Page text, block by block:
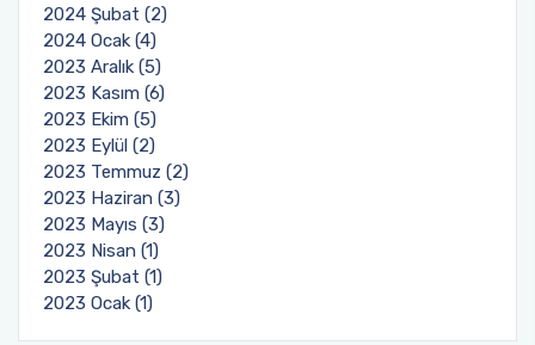
2024 Şubat (2)
2024 Ocak (4)
2023 Aralık (5)
2023 Kasım (6)
2023 Ekim (5)
2023 Eylül (2)
2023 Temmuz (2)
2023 Haziran (3)
2023 Mayıs (3)
2023 Nisan (1)
2023 Şubat (1)
2023 Ocak (1)